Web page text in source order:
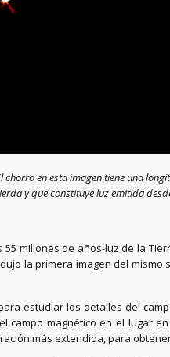
chorro en esta imagen tiene una
y que constituye luz emitida
millones de años-luz de la
la primera imagen del
estudiar los detalles del
campo magnético en el lugar
más extendida, para